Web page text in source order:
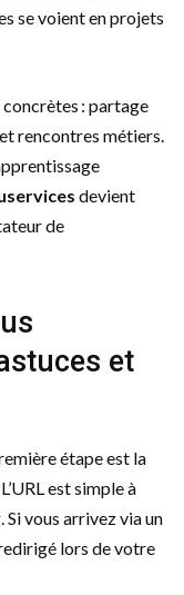
se voient en projets
: partage
rencontres métiers.
devient
de
et
étape est la
est simple à
vous arrivez via un
lors de votre